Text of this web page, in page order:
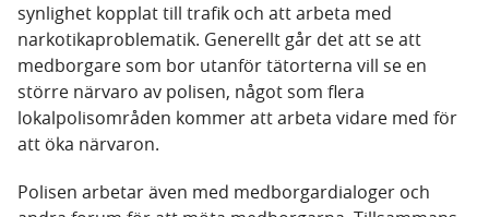
synlighet kopplat till trafik och att arbeta med
narkotikaproblematik. Generellt går det att se att
medborgare som bor utanför tätorterna vill se en
större närvaro av polisen, något som flera
lokalpolisområden kommer att arbeta vidare med för
att öka närvaron.
Polisen arbetar även med medborgardialoger och